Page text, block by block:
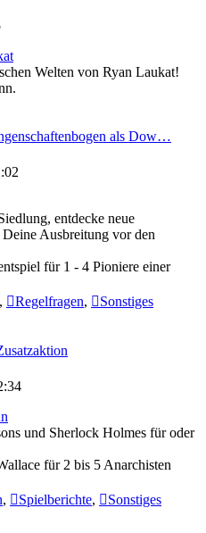
Welten von Ryan Laukat!
als Dow…
entdecke neue
Ausbreitung vor den
für 1 - 4 Pioniere einer
, Regelfragen,
Sonstiges
und Sherlock Holmes für oder
für 2 bis 5 Anarchisten
, Spielberichte,
Sonstiges